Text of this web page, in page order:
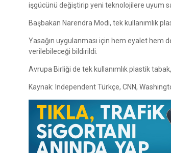
işgücünü değiştirip yeni teknolojilere uyum
Başbakan Narendra Modi, tek kullanımlık
Yasağın uygulanması için hem eyalet hem
verilebileceği bildirildi.
Avrupa Birliği de tek kullanımlık plastik
Kaynak: Independent Türkçe, CNN,